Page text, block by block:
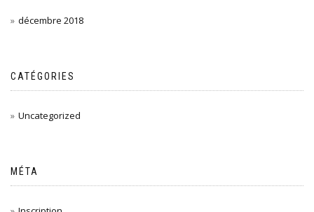
décembre 2018
CATÉGORIES
Uncategorized
MÉTA